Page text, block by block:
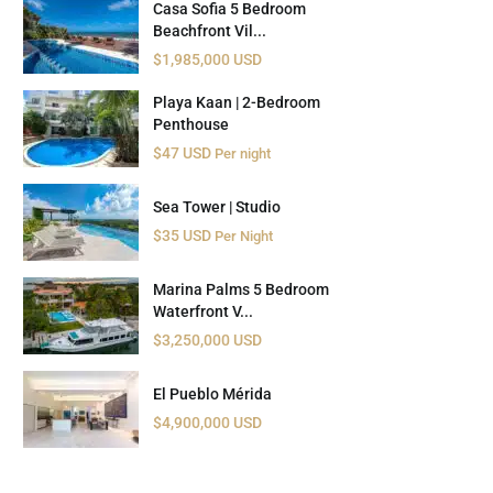
Casa Sofia 5 Bedroom
Beachfront Vil...
$1,985,000 USD
Playa Kaan | 2-Bedroom
Penthouse
$47 USD Per night
Sea Tower | Studio
$35 USD Per Night
Marina Palms 5 Bedroom
Waterfront V...
$3,250,000 USD
El Pueblo Mérida
$4,900,000 USD